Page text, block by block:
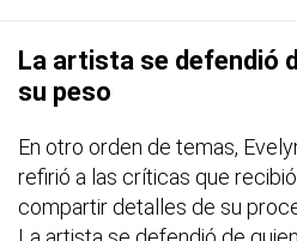
La artista se defendió
su peso
En otro orden de temas,
refirió a las críticas que
compartir detalles de su